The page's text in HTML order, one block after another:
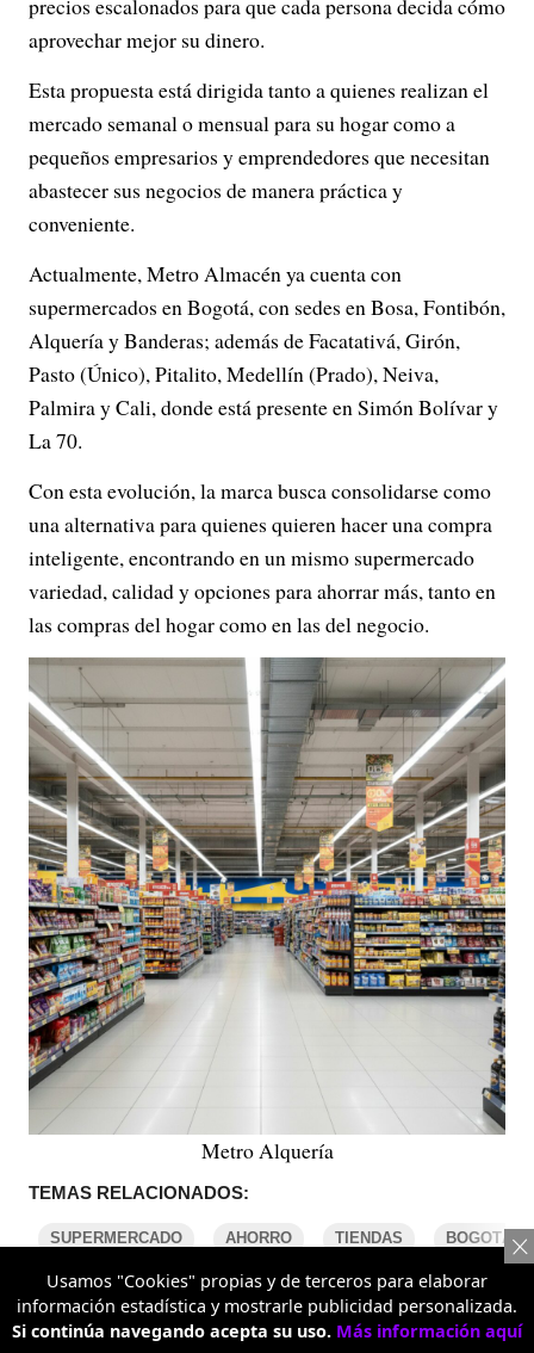
precios escalonados para que cada persona decida cómo
aprovechar mejor su dinero.
Esta propuesta está dirigida tanto a quienes realizan el
mercado semanal o mensual para su hogar como a
pequeños empresarios y emprendedores que necesitan
abastecer sus negocios de manera práctica y
conveniente.
Actualmente, Metro Almacén ya cuenta con
supermercados en Bogotá, con sedes en Bosa, Fontibón,
Alquería y Banderas; además de Facatativá, Girón,
Pasto (Único), Pitalito, Medellín (Prado), Neiva,
Palmira y Cali, donde está presente en Simón Bolívar y
La 70.
Con esta evolución, la marca busca consolidarse como
una alternativa para quienes quieren hacer una compra
inteligente, encontrando en un mismo supermercado
variedad, calidad y opciones para ahorrar más, tanto en
las compras del hogar como en las del negocio.
Metro Alquería
TEMAS RELACIONADOS:
SUPERMERCADO AHORRO TIENDAS BOGOTÁ
COMENTARIOS
Usamos "Cookies" propias y de terceros para elaborar
información estadística y mostrarle publicidad personalizada.
Si continúa navegando acepta su uso. Más información aquí